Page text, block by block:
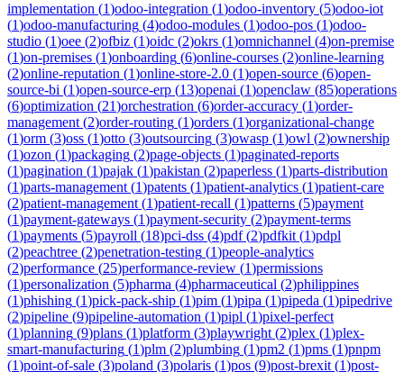
implementation (1)odoo-integration (1)odoo-inventory (5)odoo-iot
(1)odoo-manufacturing (4)odoo-modules (1)odoo-pos (1)odoo-
studio (1)oee (2)ofbiz (1)oidc (2)okrs (1)omnichannel (4)on-premise
(1)on-premises (1)onboarding (6)online-courses (2)online-learning
(2)online-reputation (1)online-store-2.0 (1)open-source (6)open-
source-bi (1)open-source-erp (13)openai (1)openclaw (85)operations
(6)optimization (21)orchestration (6)order-accuracy (1)order-
management (2)order-routing (1)orders (1)organizational-change
(1)orm (3)oss (1)otto (3)outsourcing (3)owasp (1)owl (2)ownership
(1)ozon (1)packaging (2)page-objects (1)paginated-reports
(1)pagination (1)pajak (1)pakistan (2)paperless (1)parts-distribution
(1)parts-management (1)patents (1)patient-analytics (1)patient-care
(2)patient-management (1)patient-recall (1)patterns (5)payment
(1)payment-gateways (1)payment-security (2)payment-terms
(1)payments (5)payroll (18)pci-dss (4)pdf(2)pdfkit (1)pdpl
(2)peachtree (2)penetration-testing (1)people-analytics
(2)performance (25)performance-review (1)permissions
(1)personalization (5)pharma (4)pharmaceutical (2)philippines
(1)phishing (1)pick-pack-ship (1)pim (1)pipa (1)pipeda (1)pipedrive
(2)pipeline (9)pipeline-automation (1)pipl (1)pixel-perfect
(1)planning (9)plans (1)platform (3)playwright (2)plex (1)plex-
smart-manufacturing (1)plm (2)plumbing (1)pm2 (1)pms (1)pnpm
(1)point-of-sale (3)poland (3)polaris (1)pos (9)post-brexit (1)post-